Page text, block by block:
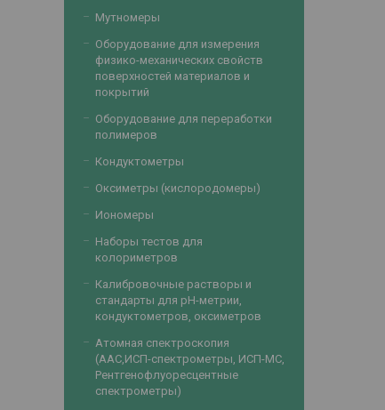
Мутномеры
Оборудование для измерения
физико-механических свойств
поверхностей материалов и
покрытий
Оборудование для переработки
полимеров
Кондуктометры
Оксиметры (кислородомеры)
Иономеры
Наборы тестов для
колориметров
Калибровочные растворы и
стандарты для рН-метрии,
кондуктометров, оксиметров
Атомная спектроскопия
(ААС,ИСП-спектрометры, ИСП-МС,
Рентгенофлуоресцентные
спектрометры)